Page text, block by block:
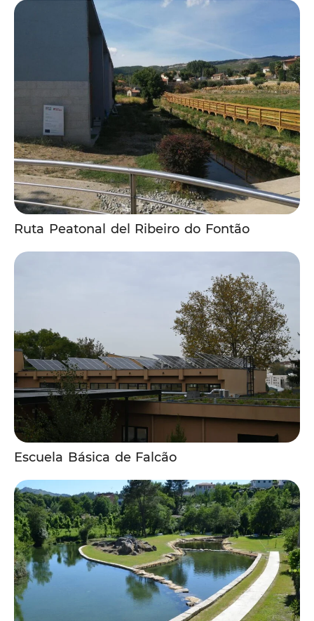
Ruta Peatonal del Ribeiro do Fontão
Escuela Básica de Falcão